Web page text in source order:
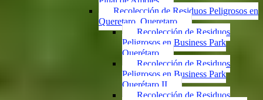
Recolección de Residuos Peligrosos en
Queretaro, Queretaro
Recolección de Residuos
Peligrosos en Business Park
Querétaro
Recolección de Residuos
Peligrosos en Business Park
Querétaro II
Recolección de Residuos